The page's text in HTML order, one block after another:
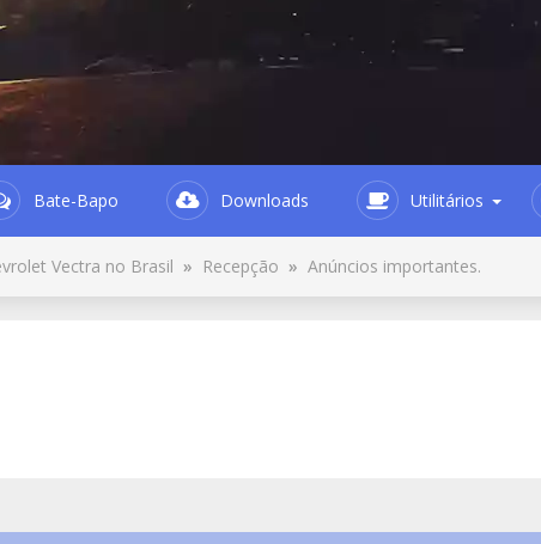
Bate-Bapo Downloads Utilitários
Vectra no Brasil » Recepção » Anúncios importantes.